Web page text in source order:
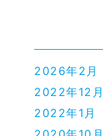
2026年2月
2022年12月
2022年1月